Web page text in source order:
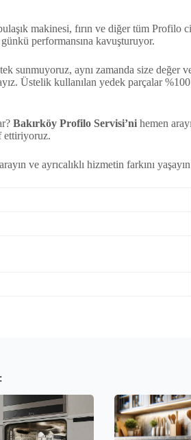
makinesi, fırın ve diğer tüm
performansına kavuşturuyor.
sunmuyoruz, aynı zamanda size değer
Üstelik kullanılan yedek parçalar
Bakırköy Profilo Servisi’ni hemen
ettiriyoruz.
ve ayrıcalıklı hizmetin farkını